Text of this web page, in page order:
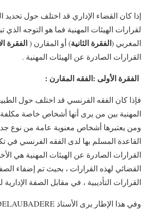
إذا كان القضاء الإداري قد اختلف حول تحديد
لقرارات الهيئات المهنية فما هو التوجه الذي
المغربي (الفقرة الثانية) أو المقارن (الفقرة
القرارات الصادرة عن الهيئات المهنية .
الفقرة الأولى :الفقه المقارن :
فإذا كان الفقه الفرنسي قد اختلف حول
المهنية بين من يرى أنها أشخاص خاصة
ومن يعتبرها أشخاص معنوية عامة من نوع
القاعدة المسلم بها لدى الفقه الفرنسي في
القرارات الصادرة عن الهيئات المهنية هي
القضائي لهذه القرارات ، بحيث تم إضفاء
القرارات التأديبية ، في مقابل الصفة